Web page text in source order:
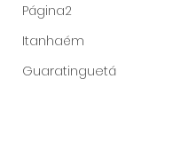
Página2
Itanhaém
Guaratinguetá